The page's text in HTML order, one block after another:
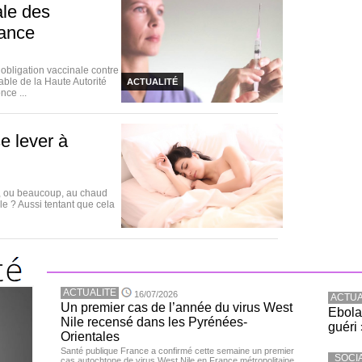
des
ACTUALITÉ
vaccinale contre
de la Haute Autorité
...
lever à
beaucoup, au chaud
? Aussi tentant que cela
ACTUALITE 16/07/2026
Un premier cas de l’année du virus West
Nile recensé dans les Pyrénées-
Orientales
Santé publique France a confirmé cette semaine un premier
guéri